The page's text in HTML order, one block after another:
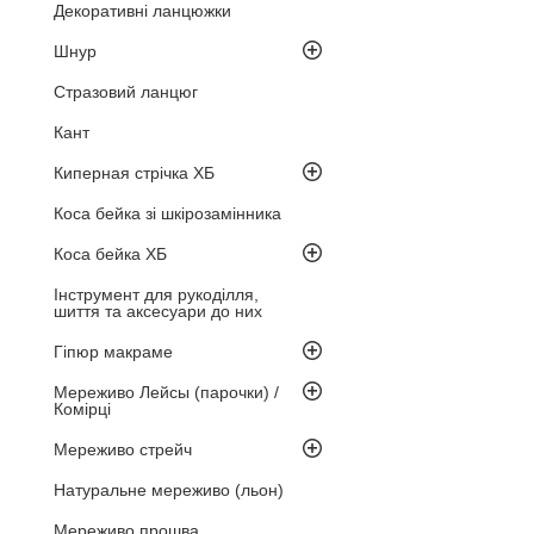
Декоративні ланцюжки
Шнур
Стразовий ланцюг
Кант
Киперная стрічка ХБ
Коса бейка зі шкірозамінника
Коса бейка ХБ
Інструмент для рукоділля,
шиття та аксесуари до них
Гіпюр макраме
Мереживо Лейсы (парочки) /
Комірці
Мереживо стрейч
Натуральне мереживо (льон)
Мереживо прошва